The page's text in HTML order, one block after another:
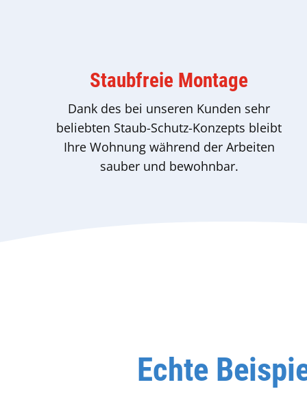
Staubfreie Montage
Dank des bei unseren Kunden sehr
beliebten Staub-Schutz-Konzepts bleibt
Ihre Wohnung während der Arbeiten
sauber und bewohnbar.
Echte